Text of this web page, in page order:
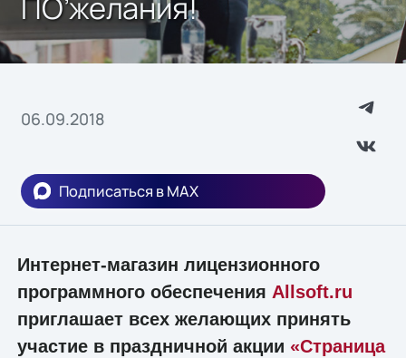
06.09.2018
Подписаться в MAX
Интернет-магазин лицензионного
программного обеспечения Allsoft.ru
приглашает всех желающих принять
участие в праздничной акции «Страница